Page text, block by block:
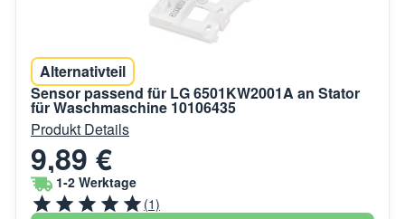
Alternativteil
Sensor passend für LG 6501KW2001A an Stator
für Waschmaschine 10106435
Produkt Details
9,89 €
1-2 Werktage
(1)